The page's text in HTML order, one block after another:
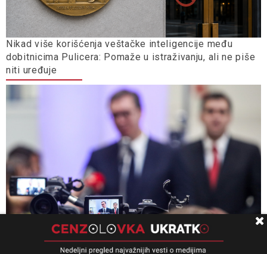
Nikad više korišćenja veštačke inteligencije među
dobitnicima Pulicera: Pomaže u istraživanju, ali ne piše
niti uređuje